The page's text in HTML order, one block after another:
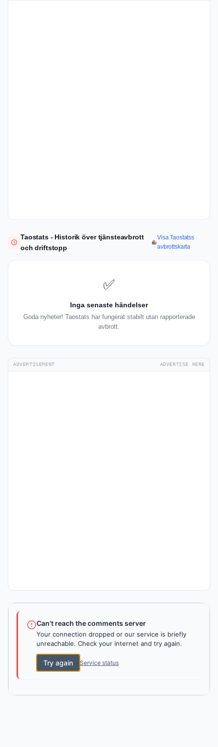
Taostats - Historik över tjänsteavbrott
och driftstopp
Visa Taostatss
avbrottskarta
✅
Inga senaste händelser
Goda nyheter! Taostats har fungerat stabilt utan rapporterade
avbrott.
ADVERTISEMENT ADVERTISE HERE
Can't reach the comments server
Your connection dropped or our service is briefly
unreachable. Check your internet and try again.
Try again Service status